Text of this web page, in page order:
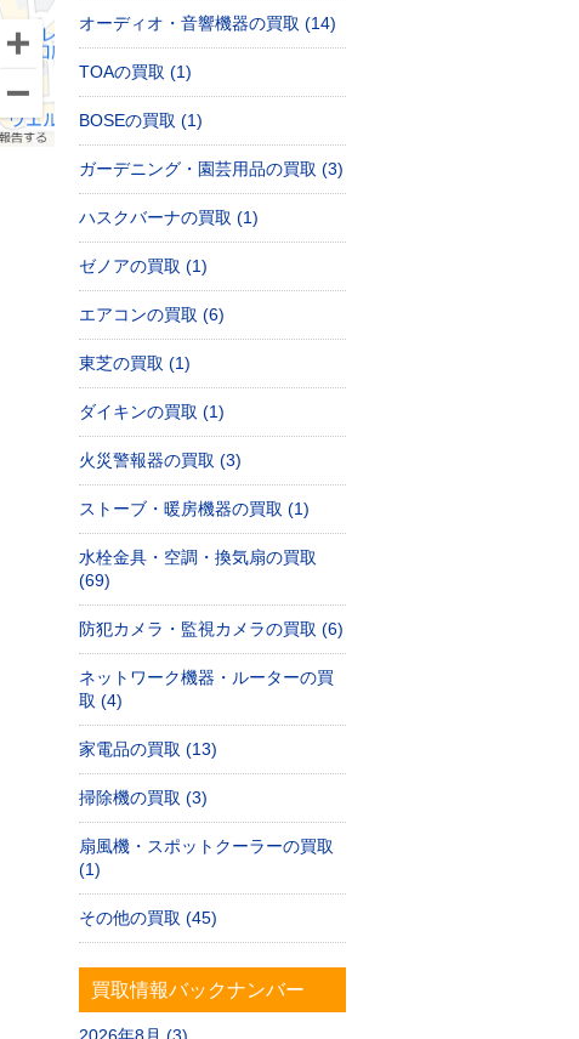
オーディオ・音響機器の買取 (14)
TOAの買取 (1)
BOSEの買取 (1)
ガーデニング・園芸用品の買取 (3)
ハスクバーナの買取 (1)
ゼノアの買取 (1)
エアコンの買取 (6)
東芝の買取 (1)
ダイキンの買取 (1)
火災警報器の買取 (3)
ストーブ・暖房機器の買取 (1)
水栓金具・空調・換気扇の買取
(69)
防犯カメラ・監視カメラの買取 (6)
ネットワーク機器・ルーターの買
取 (4)
家電品の買取 (13)
掃除機の買取 (3)
扇風機・スポットクーラーの買取
(1)
その他の買取 (45)
買取情報バックナンバー